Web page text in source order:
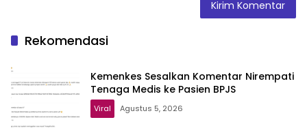
Rekomendasi
Kemenkes Sesalkan Komentar Nirempati
Tenaga Medis ke Pasien BPJS
Viral Agustus 5, 2026